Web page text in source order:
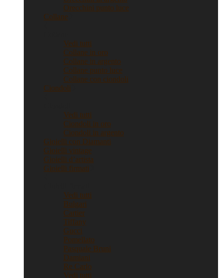
Orecchini punto luce
Collane
Vedi tutti
Collane in oro
Collane in argento
Collane punto luce
Collane con ciondoli
Ciondoli
Vedi tutti
Ciondoli in oro
Ciondoli in argento
Gioielli con Diamanti
Gioielli vintage
Gioielli d’artista
Gioielli firmati
Vedi tutti
Bulgari
Cartier
Tiffany
Gucci
Pomellato
Pasquale Bruni
Damiani
Re Carlo
Vedi tutti